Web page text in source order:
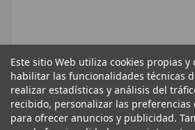
Este sitio Web utiliza cookies propias y
habilitar las funcionalidades técnicas
realizar estadísticas y análisis del
recibido, personalizar las preferencias
para ofrecer anuncios y publicidad.